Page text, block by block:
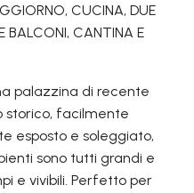
CUCINA, DUE
BALCONI, CANTINA E
palazzina di recente
storico, facilmente
esposto e soleggiato,
sono tutti grandi e
e vivibili. Perfetto per